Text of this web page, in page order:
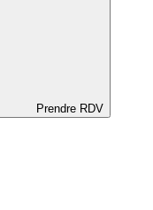
Prendre RDV